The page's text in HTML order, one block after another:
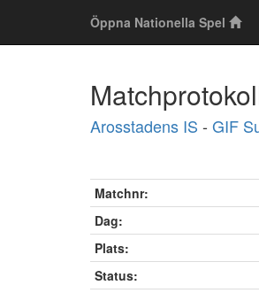
Öppna Nationella Spel
Arosstadens IS - GIF
Matchnr:
Dag:
Plats:
Status: